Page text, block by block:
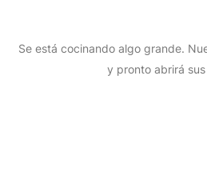
Se está cocinando algo grande.
y pronto abrirá